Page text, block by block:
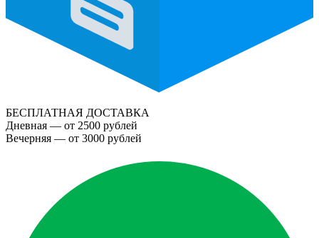
БЕСПЛАТНАЯ ДОСТАВКА
Дневная — от 2500 рублей
Вечерняя — от 3000 рублей